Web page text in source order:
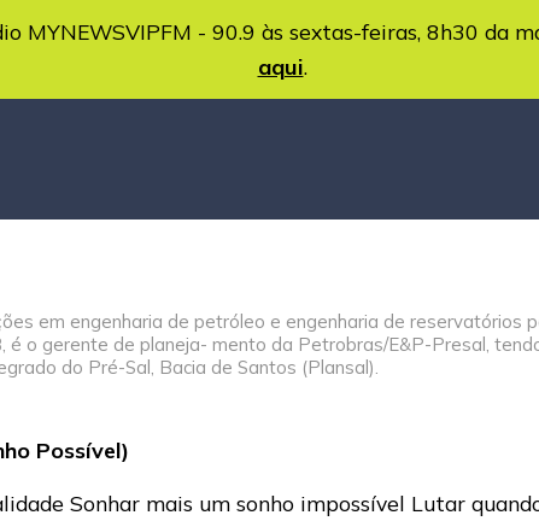
MYNEWSVIPFM - 90.9 às sextas-feiras, 8h30 da
aqui.
em engenharia de petróleo e engenharia de
é o gerente de planeja- mento da Petrobras/E&P-Presal,
do Pré-Sal, Bacia de Santos (Plansal).
Possível)
Sonhar mais um sonho impossível Lutar